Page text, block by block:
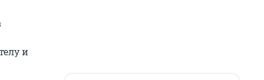
и